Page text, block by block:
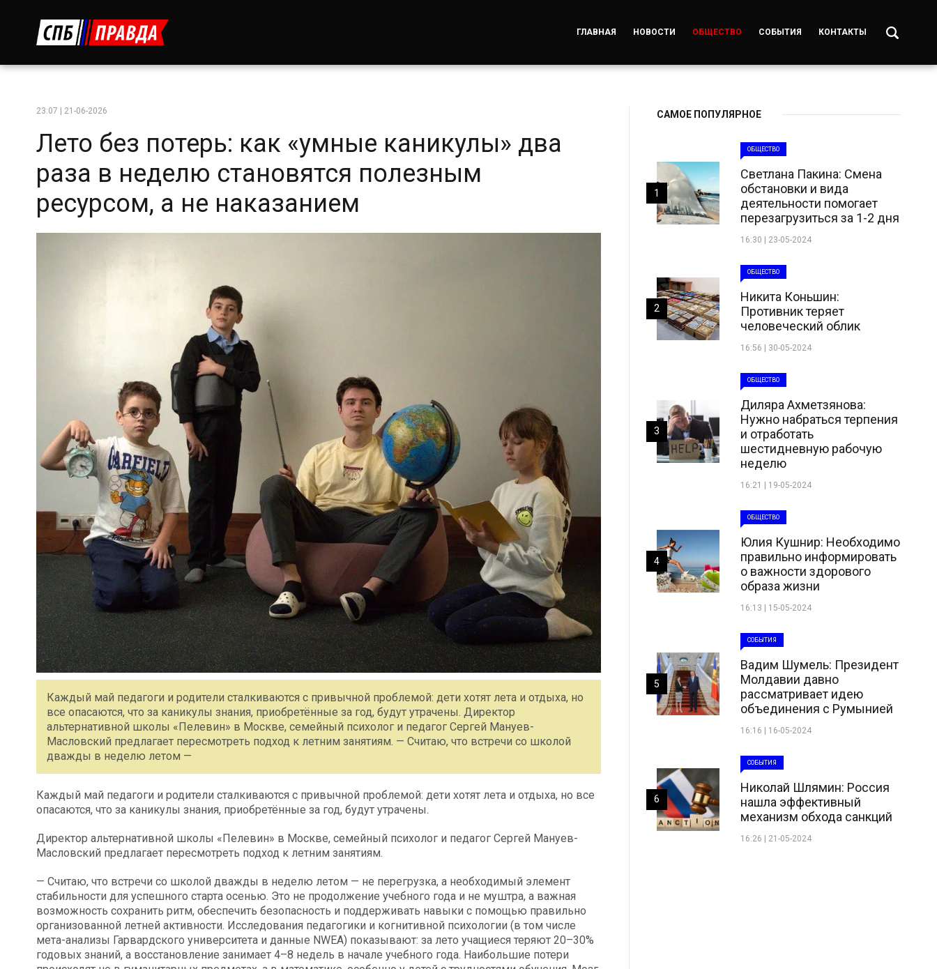
ГЛАВНАЯ НОВОСТИ ОБЩЕСТВО СОБЫТИЯ КОНТАКТЫ
23:07 | 21-06-2026
Лето без потерь: как «умные каникулы» два
раза в неделю становятся полезным
ресурсом, а не наказанием
Каждый май педагоги и родители сталкиваются с привычной проблемой: дети хотят лета и отдыха, но
все опасаются, что за каникулы знания, приобретённые за год, будут утрачены. Директор
альтернативной школы «Пелевин» в Москве, семейный психолог и педагог Сергей Мануев-
Масловский предлагает пересмотреть подход к летним занятиям. — Считаю, что встречи со школой
дважды в неделю летом —
Каждый май педагоги и родители сталкиваются с привычной проблемой: дети хотят лета и отдыха, но все
опасаются, что за каникулы знания, приобретённые за год, будут утрачены.
Директор альтернативной школы «Пелевин» в Москве, семейный психолог и педагог Сергей Мануев-
Масловский предлагает пересмотреть подход к летним занятиям.
— Считаю, что встречи со школой дважды в неделю летом — не перегрузка, а необходимый элемент
стабильности для успешного старта осенью. Это не продолжение учебного года и не муштра, а важная
возможность сохранить ритм, обеспечить безопасность и поддерживать навыки с помощью правильно
организованной летней активности. Исследования педагогики и когнитивной психологии (в том числе
мета-анализы Гарвардского университета и данные NWEA) показывают: за лето учащиеся теряют 20–30%
годовых знаний, а восстановление занимает 4–8 недель в начале учебного года. Наибольшие потери
САМОЕ ПОПУЛЯРНОЕ
ОБЩЕСТВО
Светлана Пакина: Смена
обстановки и вида
деятельности помогает
перезагрузиться за 1-2 дня
16:30 | 23-05-2024
1
ОБЩЕСТВО
Никита Коньшин:
Противник теряет
человеческий облик
16:56 | 30-05-2024
2
ОБЩЕСТВО
Диляра Ахметзянова:
Нужно набраться терпения
и отработать
шестидневную рабочую
неделю
16:21 | 19-05-2024
3
ОБЩЕСТВО
Юлия Кушнир: Необходимо
правильно информировать
о важности здорового
образа жизни
16:13 | 15-05-2024
4
СОБЫТИЯ
Вадим Шумель: Президент
Молдавии давно
рассматривает идею
объединения с Румынией
16:16 | 16-05-2024
5
СОБЫТИЯ
Николай Шлямин: Россия
нашла эффективный
механизм обхода санкций
16:26 | 21-05-2024
6